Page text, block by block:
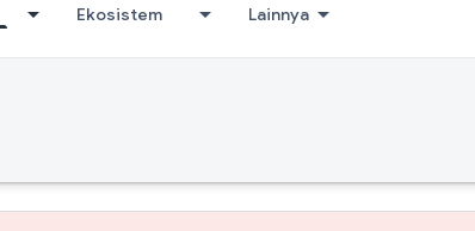
Ekosistem Lainnya